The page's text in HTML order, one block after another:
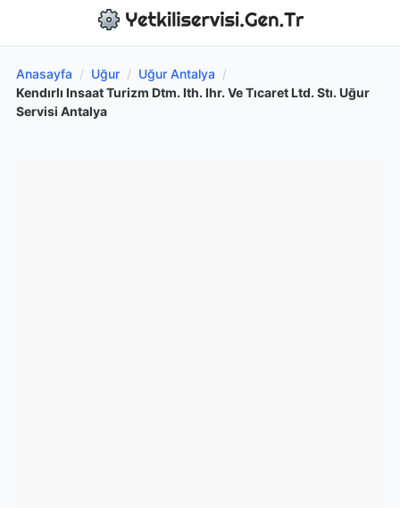
Anasayfa / Uğur / Uğur Antalya /
Kendırlı Insaat Turizm Dtm. Ith. Ihr. Ve Tıcaret Ltd. Stı. Uğur
Servisi Antalya